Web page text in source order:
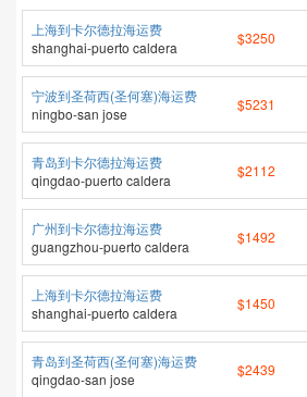
上海到卡尔德拉海运费
shanghai-puerto caldera
$3250
宁波到圣荷西(圣何塞)海运费
ningbo-san jose
$5231
青岛到卡尔德拉海运费
qingdao-puerto caldera
$2112
广州到卡尔德拉海运费
guangzhou-puerto caldera
$1492
上海到卡尔德拉海运费
shanghai-puerto caldera
$1450
青岛到圣荷西(圣何塞)海运费
qingdao-san jose
$2439